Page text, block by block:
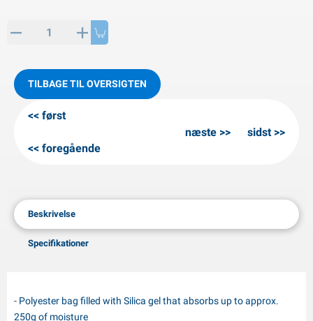
TILBAGE TIL OVERSIGTEN
først
foregående
næste sidst
Beskrivelse
Specifikationer
- Polyester bag filled with Silica gel that absorbs up to approx.
250g of moisture